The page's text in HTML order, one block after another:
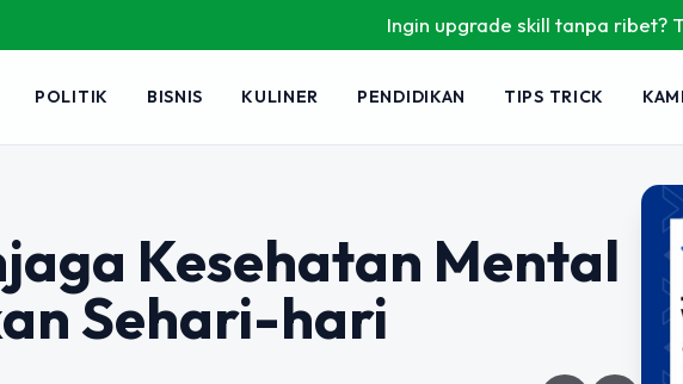
Ingin upgrade skill tanpa ribet?
POLITIK BISNIS KULINER PENDIDIKAN TIPS TRICK
Kesehatan Mental
Sehari-hari